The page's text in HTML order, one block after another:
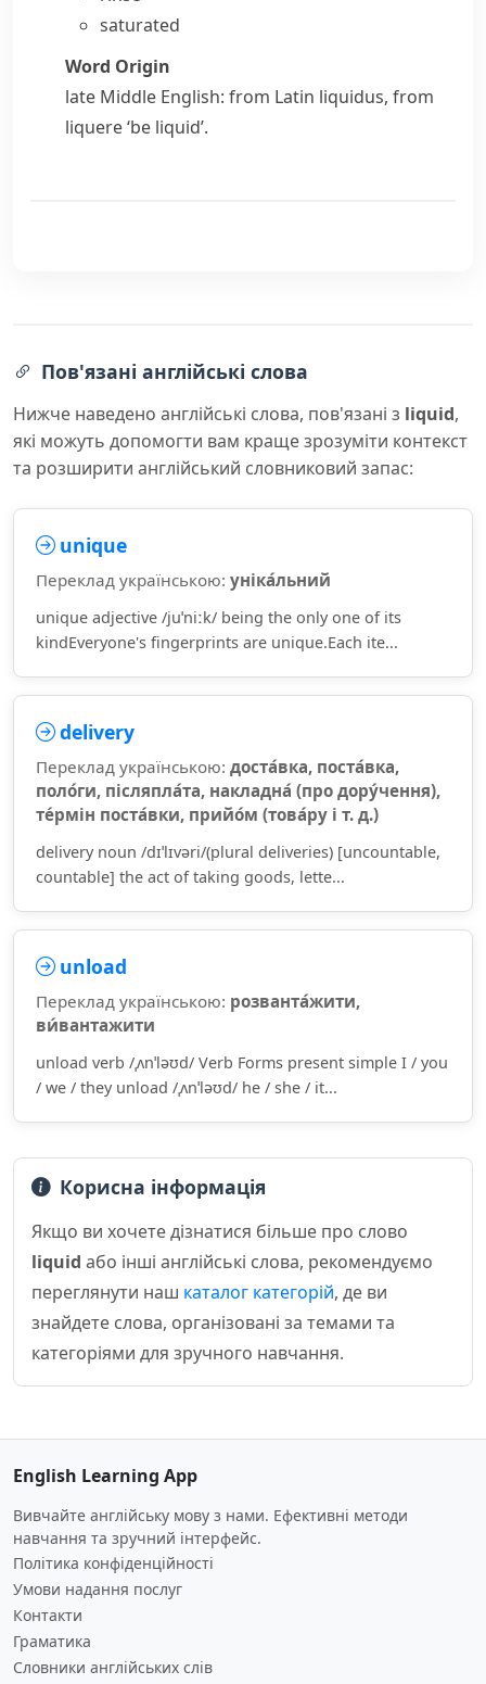
saturated
Word Origin
late Middle English: from Latin liquidus, from
liquere‘be liquid’.
Пов'язані англійські слова
Нижче наведено англійські слова, пов'язані з liquid,
які можуть допомогти вам краще зрозуміти контекст
та розширити англійський словниковий запас:
unique
Переклад українською: уніка́льний
unique adjective /juˈniːk/ being the only one of its
kindEveryone's fingerprints are unique.Each ite...
delivery
Переклад українською: доста́вка, поста́вка,
поло́ги, післяпла́та, накладна́ (про дору́чення),
те́рмін поста́вки, прийо́м (това́ру і т. д.)
delivery noun /dɪˈlɪvəri/(plural deliveries) [uncountable,
countable] the act of taking goods, lette...
unload
Переклад українською: розванта́жити,
ви́вантажити
unload verb /ˌʌnˈləʊd/ Verb Forms present simple I / you
/ we / they unload /ˌʌnˈləʊd/ he / she / it...
Корисна інформація
Якщо ви хочете дізнатися більше про слово
liquid або інші англійські слова, рекомендуємо
переглянути наш каталог категорій, де ви
знайдете слова, організовані за темами та
категоріями для зручного навчання.
English Learning App
Вивчайте англійську мову з нами. Ефективні методи
навчання та зручний інтерфейс.
Політика конфіденційності
Умови надання послуг
Контакти
Граматика
Словники англійських слів